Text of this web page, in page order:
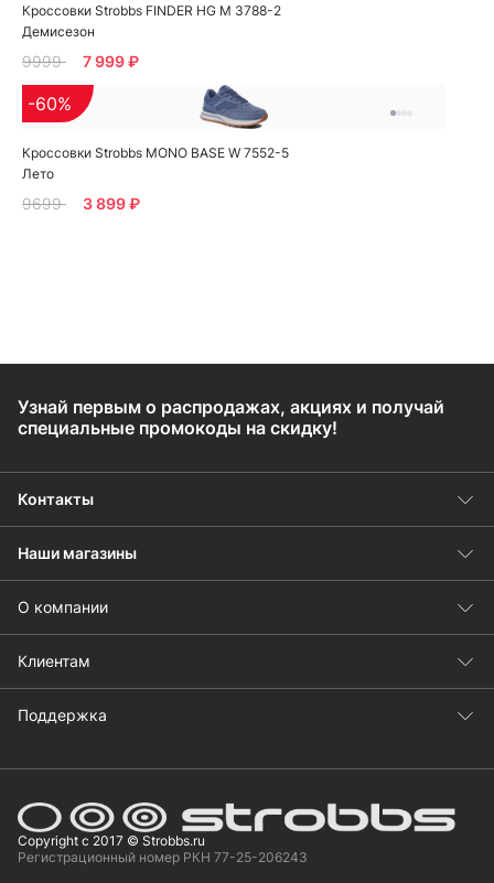
Кроссовки Strobbs FINDER HG M 3788-2
Демисезон
9999 7 999 ₽
Кроссовки Strobbs MONO BASE W 7552-5
Лето
-60%
9699 3 899 ₽
Узнай первым о распродажах, акциях и получай
специальные промокоды на скидку!
Контакты
Наши магазины
О компании
Клиентам
Поддержка
Copyright с 2017 © Strobbs.ru
Регистрационный номер РКН 77-25-206243